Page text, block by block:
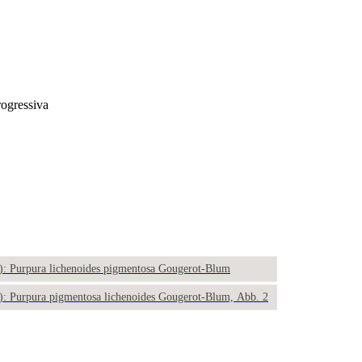
Purpura lichenoides pigmentosa Gougerot-Blum
Purpura pigmentosa lichenoides Gougerot-Blum, Abb. 2